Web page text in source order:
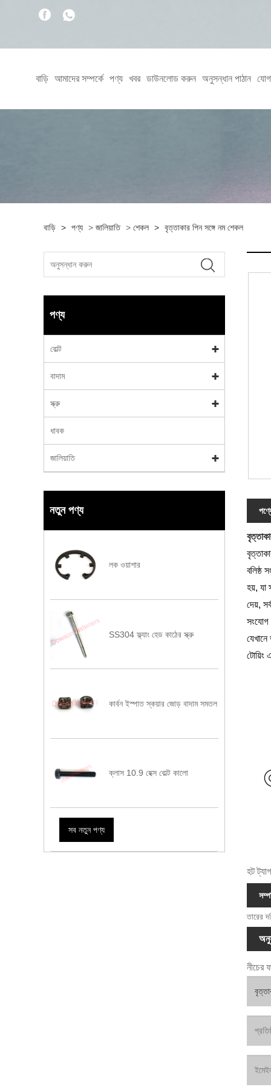
বাড়ি আমাদের সম্পর্কে পণ্য খবর ডাউনলোড করুন অনুসন্ধান পাঠান
বাড়ি > পণ্য > জালিয়াতি > শেকল > বৃত্তাকার পিন সঙ্গে নম শেকল
পণ্য
বোল্ট
বাদাম
স্ক্রু
ধাবক
জালিয়াতি
নতুন পণ্য
লক ওয়াশার
SS304 ফ্ল্যাং হেড কাঠের স্ক্রু
কার্বন ইস্পাত স্কয়ার জোড় বাদাম সমতল
ক্লাস 10.9 হেক্স বোল্ট কালো
সব নতুন পণ্য
বলিষ্ঠ
হয়, যা
দেয়,
সংযোগ
টোয়িং
হট
তারের
নীচের